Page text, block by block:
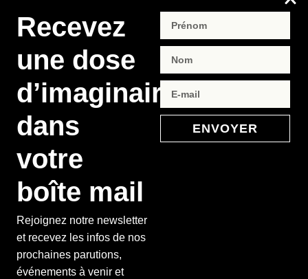
Recevez
une dose
d’imaginaire
dans
votre
boîte mail
Rejoignez notre newsletter
et recevez les infos de nos
prochaines parutions,
événements à venir et
ENVOYER